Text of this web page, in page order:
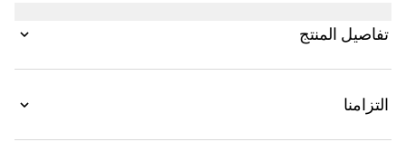
تفاصيل المنتج
التزامنا